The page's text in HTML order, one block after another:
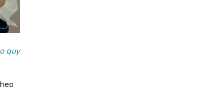
quy